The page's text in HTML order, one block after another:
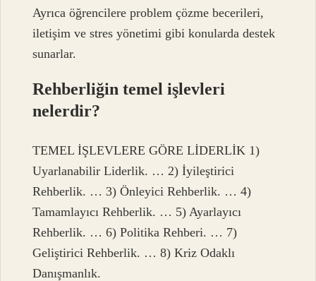
Ayrıca öğrencilere problem çözme becerileri,
iletişim ve stres yönetimi gibi konularda destek
sunarlar.
Rehberliğin temel işlevleri
nelerdir?
TEMEL İŞLEVLERE GÖRE LİDERLİK 1)
Uyarlanabilir Liderlik. … 2) İyileştirici
Rehberlik. … 3) Önleyici Rehberlik. … 4)
Tamamlayıcı Rehberlik. … 5) Ayarlayıcı
Rehberlik. … 6) Politika Rehberi. … 7)
Geliştirici Rehberlik. … 8) Kriz Odaklı
Danışmanlık.